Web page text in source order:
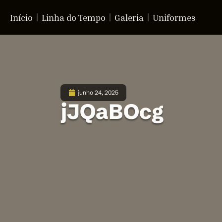
Início Linha do Tempo Galeria Uniformes
junho 24, 2025
jJQaBOcg